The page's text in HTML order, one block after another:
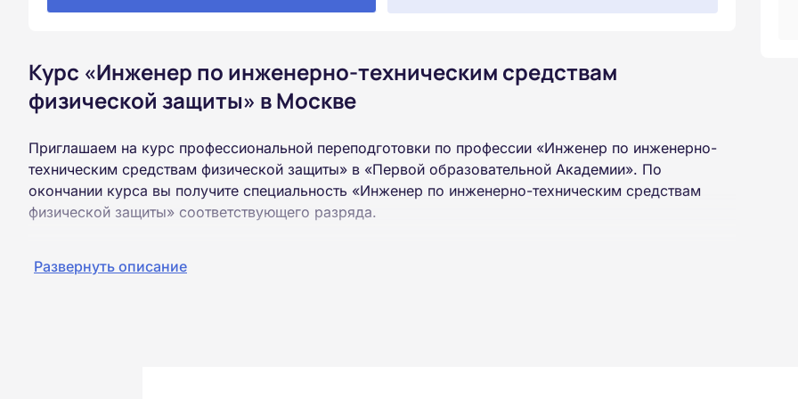
Курс «Инженер по инженерно-техническим средствам
физической защиты» в Москве
Приглашаем на курс профессиональной переподготовки по профессии «Инженер по инженерно-
техническим средствам физической защиты» в «Первой образовательной Академии». По
окончании курса вы получите специальность «Инженер по инженерно-техническим средствам
физической защиты» соответствующего разряда.
образования (ВУЗ, колледж, техникум).
Развернуть описание